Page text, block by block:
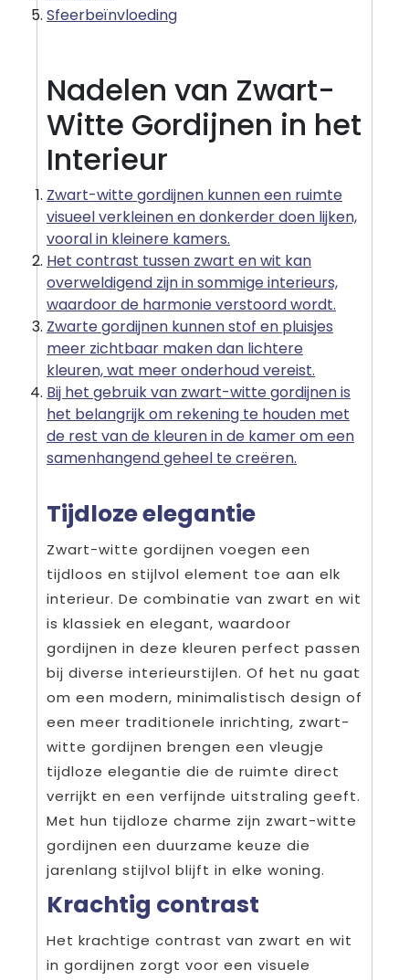
Sfeerbeïnvloeding
Nadelen van Zwart-
Witte Gordijnen in het
Interieur
Zwart-witte gordijnen kunnen een ruimte
visueel verkleinen en donkerder doen lijken,
vooral in kleinere kamers.
Het contrast tussen zwart en wit kan
overweldigend zijn in sommige interieurs,
waardoor de harmonie verstoord wordt.
Zwarte gordijnen kunnen stof en pluisjes
meer zichtbaar maken dan lichtere
kleuren, wat meer onderhoud vereist.
Bij het gebruik van zwart-witte gordijnen is
het belangrijk om rekening te houden met
de rest van de kleuren in de kamer om een
samenhangend geheel te creëren.
Tijdloze elegantie
Zwart-witte gordijnen voegen een
tijdloos en stijlvol element toe aan elk
interieur. De combinatie van zwart en wit
is klassiek en elegant, waardoor
gordijnen in deze kleuren perfect passen
bij diverse interieurstijlen. Of het nu gaat
om een modern, minimalistisch design of
een meer traditionele inrichting, zwart-
witte gordijnen brengen een vleugje
tijdloze elegantie die de ruimte direct
verrijkt en een verfijnde uitstraling geeft.
Met hun tijdloze charme zijn zwart-witte
gordijnen een duurzame keuze die
jarenlang stijlvol blijft in elke woning.
Krachtig contrast
Het krachtige contrast van zwart en wit
in gordijnen zorgt voor een visuele